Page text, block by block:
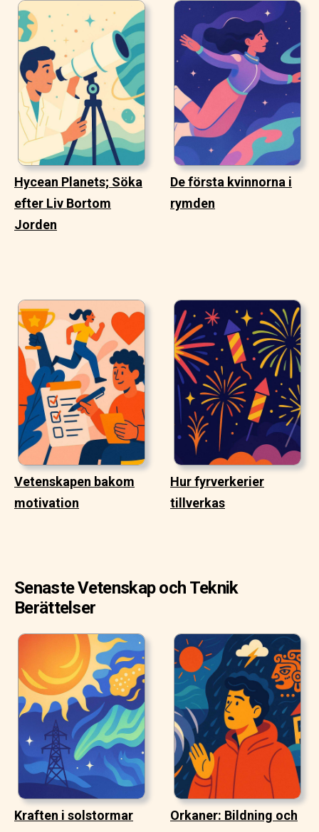
Hycean Planets; Söka
efter Liv Bortom
Jorden
De första kvinnorna i
rymden
Vetenskapen bakom
motivation
Hur fyrverkerier
tillverkas
Senaste Vetenskap och Teknik
Berättelser
Kraften i solstormar
Orkaner: Bildning och